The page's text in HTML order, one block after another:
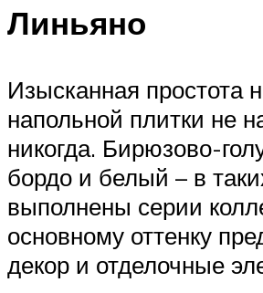
Линьяно
Изысканная простота
напольной плитки не
никогда. Бирюзово-
бордо и белый – в
выполнены серии
основному оттенку
декор и отделочные